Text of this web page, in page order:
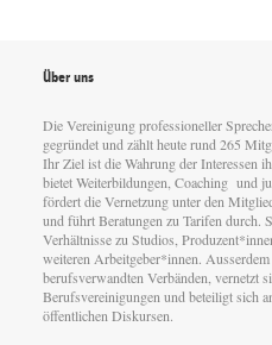
Über uns
Die Vereinigung professioneller
gegründet und zählt heute rund 265
Ihr Ziel ist die Wahrung der Interessen
bietet Weiterbildungen, Coaching und
fördert die Vernetzung unter den
und führt Beratungen zu Tarifen durch.
Verhältnisse zu Studios,
weiteren Arbeitgeber*innen.
berufsverwandten Verbänden, vernetzt
Berufsvereinigungen und beteiligt sich
öffentlichen Diskursen.